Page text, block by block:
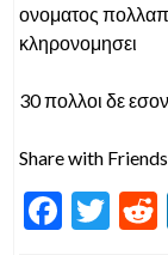
ονοματος
κληρονομησει
30 πολλοι δε
Share with
F
T